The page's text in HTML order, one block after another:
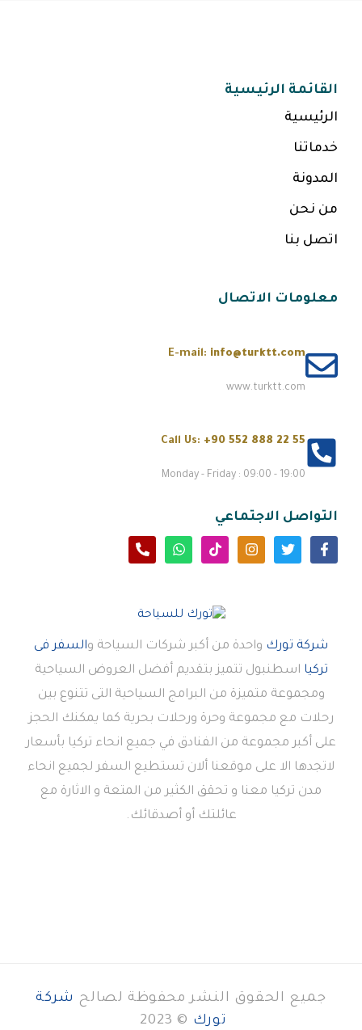
القائمة الرئيسية
الرئيسية
خدماتنا
المدونة
من نحن
اتصل بنا
معلومات الاتصال
E-mail: info@turktt.com
www.turktt.com
Call Us: +90 552 888 22 55
Monday - Friday : 09:00 - 19:00
التواصل الاجتماعي
شركة تورك واحدة من أكبر شركات السياحة والسفر فى
تركيا اسطنبول تتميز بتقديم أفضل العروض السياحية
ومجموعة متميزة من البرامج السياحية التى تتنوع بين
رحلات مع مجموعة وحرة ورحلات بحرية كما يمكنك الحجز
على أكبر مجموعة من الفنادق في جميع انحاء تركيا بأسعار
لاتجدها الا على موقعنا ألان تستطيع السفر لجميع انحاء
مدن تركيا معنا و تحقق الكثير من المتعة و الاثارة مع
عائلتك أو أصدقائك.
جميع الحقوق النشر محفوظة لصالح شركة
تورك © 2023